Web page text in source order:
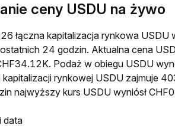
ceny USDU na żywo
łączna kapitalizacja rynkowa
24 godzin. Aktualna cena
Podaż w obiegu USDU
rynkowej USDU zajmuje
najwyższy kurs USDU wyniósł
data